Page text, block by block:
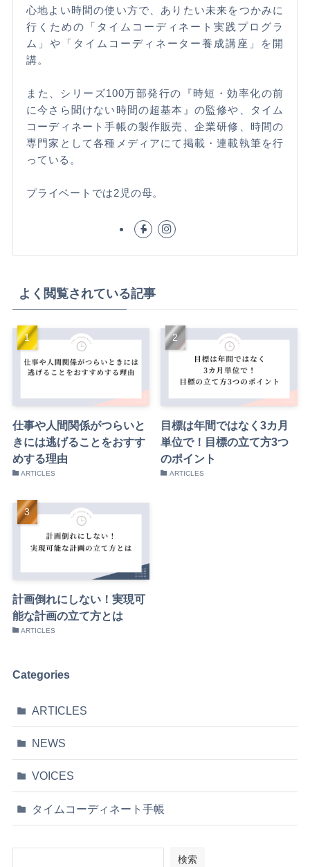
心地よい時間の使い方で、ありたい未来をつかみに
行くための「タイムコーディネート実践プログラ
ム」や「タイムコーディネーター養成講座」を開
講。
また、シリーズ100万部発行の『時短・効率化の前
に今さら聞けない時間の超基本』の監修や、タイム
コーディネート手帳の製作販売、企業研修、時間の
専門家として各種メディアにて掲載・連載執筆を行
っている。
プライベートでは2児の母。
よく閲覧されている記事
仕事や人間関係がつらいと
きには逃げることをおすす
めする理由
ARTICLES
目標は年間ではなく3カ月
単位で！目標の立て方3つ
のポイント
ARTICLES
計画倒れにしない！実現可
能な計画の立て方とは
ARTICLES
Categories
ARTICLES
NEWS
VOICES
タイムコーディネート手帳
検索